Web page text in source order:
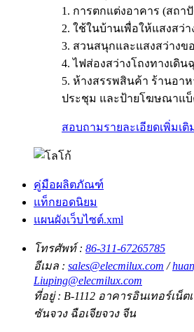
1. การตกแต่งอาคาร (สถา
2. ใช้ในบ้านเพื่อให้แสงสว่า
3. สวนสนุกและแสงสว่างข
4. ไฟส่องสว่างโถงทางเดิน
5. ห้างสรรพสินค้า ร้านอา
ประชุม และป้ายโฆษณาแ
สอบถามรายละเอียดเพิ่มเติ
คู่มือผลิตภัณฑ์
แท็กยอดนิยม
แผนผังเว็บไซต์.xml
โทรศัพท์ : 86-311-67265785
อีเมล : sales@elecmilux.com /
Liuping@elecmilux.com
ที่อยู่ : B-1112 อาคารอินเทอร์เน็
ซันจวง ฉือเจียจวง จีน